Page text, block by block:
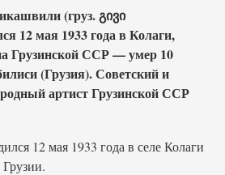
(груз. გივი
12 мая 1933 года в Колаги,
Грузинской ССР — умер 10
(Грузия). Советский и
артист Грузинской ССР
12 мая 1933 года в селе Колаги